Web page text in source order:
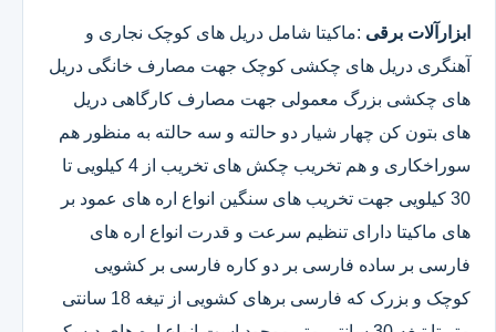
ابزارآلات برقی :ماکیتا شامل دریل های کوچک نجاری و
آهنگری دریل های چکشی کوچک جهت مصارف خانگی دریل
های چکشی بزرگ معمولی جهت مصارف کارگاهی دریل
های بتون کن چهار شیار دو حالته و سه حالته به منظور هم
سوراخکاری و هم تخریب چکش های تخریب از 4 کیلویی تا
30 کیلویی جهت تخریب های سنگین انواع اره های عمود بر
های ماکیتا دارای تنظیم سرعت و قدرت انواع اره های
فارسی بر ساده فارسی بر دو کاره فارسی بر کشویی
کوچک و بزرک که فارسی برهای کشویی از تیغه 18 سانتی